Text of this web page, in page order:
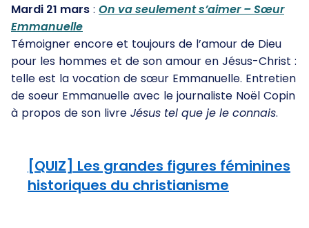
Mardi 21 mars : On va seulement s’aimer – Sœur
Emmanuelle
Témoigner encore et toujours de l’amour de Dieu
pour les hommes et de son amour en Jésus-Christ :
telle est la vocation de sœur Emmanuelle. Entretien
de soeur Emmanuelle avec le journaliste Noël Copin
à propos de son livre Jésus tel que je le connais.
[QUIZ] Les grandes figures féminines
historiques du christianisme